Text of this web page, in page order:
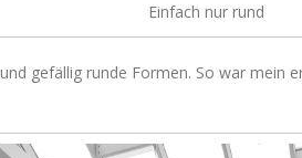
Einfach nur rund
gefällig runde Formen. So war mein